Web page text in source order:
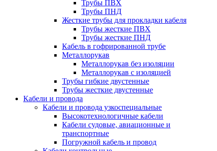
Трубы ПВХ
Трубы ПНД
Жесткие трубы для прокладки кабеля
Трубы жесткие ПВХ
Трубы жесткие ПНД
Кабель в гофрированной трубе
Металлорукав
Металлорукав без изоляции
Металлорукав с изоляцией
Трубы гибкие двустенные
Трубы жесткие двустенные
Кабели и провода
Кабели и провода узкоспециальные
Высокотехнологичные кабели
Кабели судовые, авиационные и
транспортные
Погружной кабель и провод